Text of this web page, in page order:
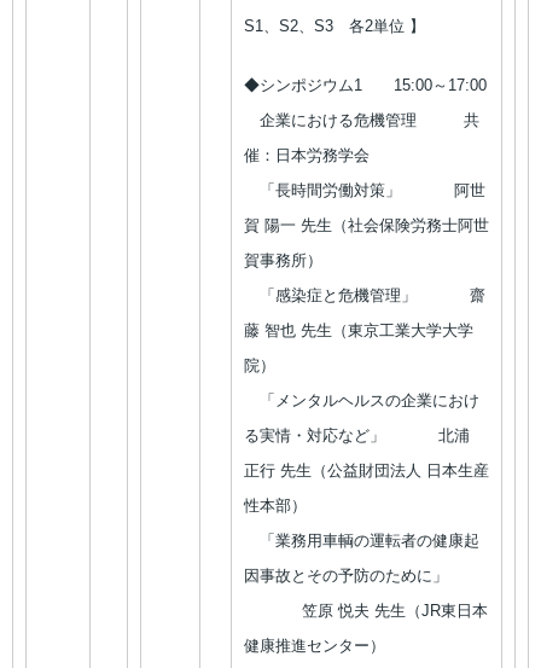
S1、S2、S3 各2単位 】
◆シンポジウム1 15:00～17:00
企業における危機管理 共
催：日本労務学会
「長時間労働対策」 阿世
賀 陽一 先生（社会保険労務士阿世
賀事務所）
「感染症と危機管理」 齋
藤 智也 先生（東京工業大学大学
院）
「メンタルヘルスの企業におけ
る実情・対応など」 北浦
正行 先生（公益財団法人 日本生産
性本部）
「業務用車輌の運転者の健康起
因事故とその予防のために」
笠原 悦夫 先生（JR東日本
健康推進センター）